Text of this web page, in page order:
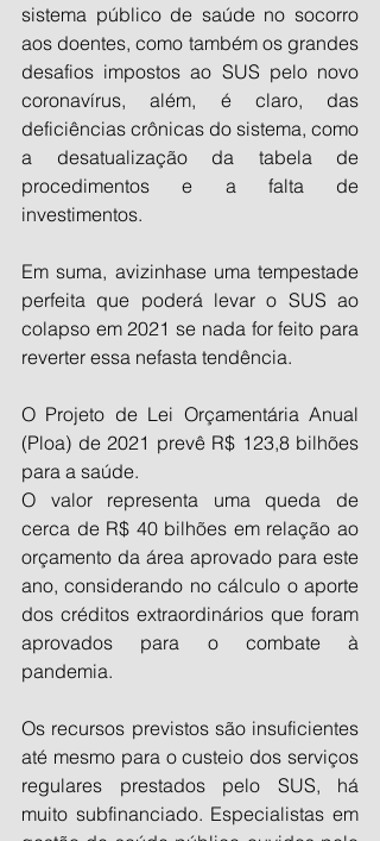
sistema público de saúde no socorro
aos doentes, como também os grandes
desafios impostos ao SUS pelo novo
coronavírus, além, é claro, das
deficiências crônicas do sistema, como
a desatualização da tabela de
procedimentos e a falta de
investimentos.
Em suma, avizinhase uma tempestade
perfeita que poderá levar o SUS ao
colapso em 2021 se nada for feito para
reverter essa nefasta tendência.
O Projeto de Lei Orçamentária Anual
(Ploa) de 2021 prevê R$ 123,8 bilhões
para a saúde.
O valor representa uma queda de
cerca de R$ 40 bilhões em relação ao
orçamento da área aprovado para este
ano, considerando no cálculo o aporte
dos créditos extraordinários que foram
aprovados para o combate à
pandemia.
Os recursos previstos são insuficientes
até mesmo para o custeio dos serviços
regulares prestados pelo SUS, há
muito subfinanciado. Especialistas em